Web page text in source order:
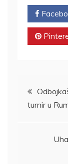
članka
turnir u